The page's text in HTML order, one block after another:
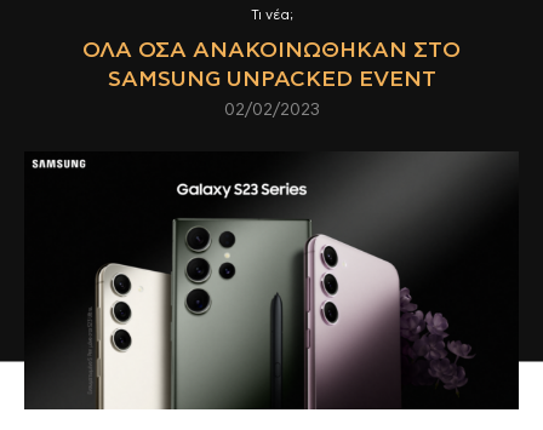
Τι νέα;
ΌΛΑ ΌΣΑ ΑΝΑΚΟΙΝΏΘΗΚΑΝ ΣΤΟ
SAMSUNG UNPACKED EVENT
02/02/2023